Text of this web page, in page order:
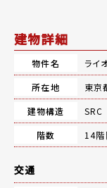
建物詳細
物件名
ライ
所在地
東京
建物構造
SRC
階数
14階
交通